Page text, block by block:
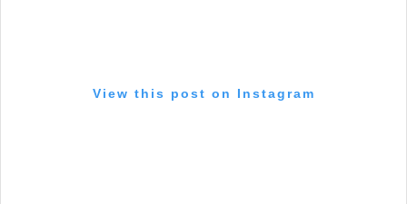
View this post on Instagram